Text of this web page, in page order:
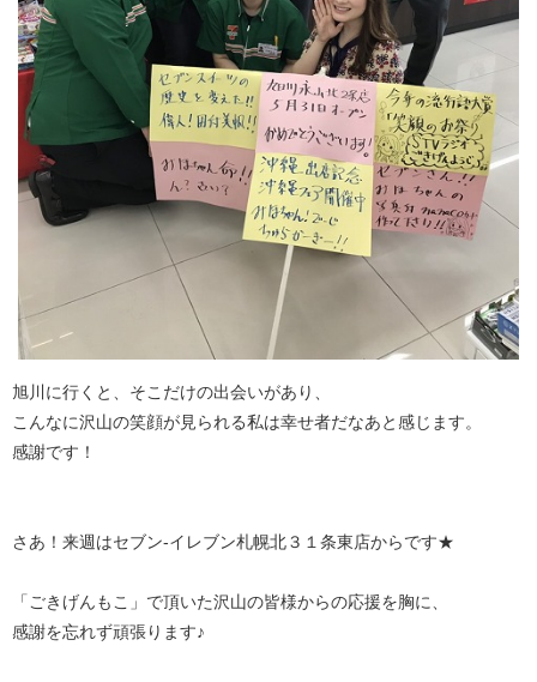
旭川に行くと、そこだけの出会いがあり、
こんなに沢山の笑顔が見られる私は幸せ者だなあと感じます。
感謝です！
さあ！来週はセブン-イレブン札幌北３１条東店からです★
「ごきげんもこ」で頂いた沢山の皆様からの応援を胸に、
感謝を忘れず頑張ります♪